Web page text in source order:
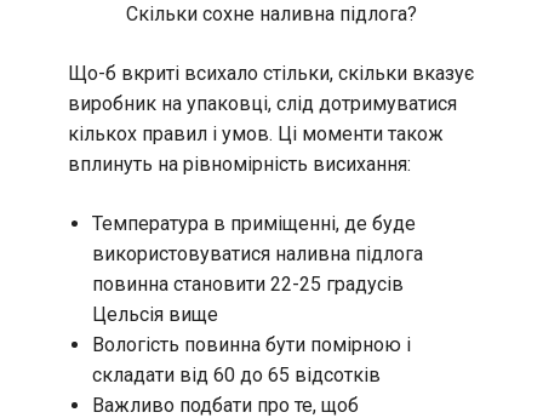
Скільки сохне наливна підлога?
Що-б вкриті всихало стільки, скільки вказує
виробник на упаковці, слід дотримуватися
кількох правил і умов. Ці моменти також
вплинуть на рівномірність висихання:
Температура в приміщенні, де буде
використовуватися наливна підлога
повинна становити 22-25 градусів
Цельсія вище
Вологість повинна бути помірною і
складати від 60 до 65 відсотків
Важливо подбати про те, щоб